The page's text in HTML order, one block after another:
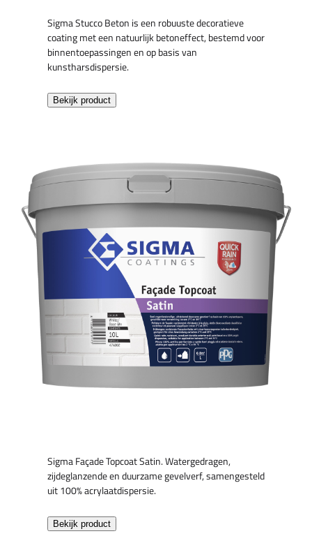
Sigma Stucco Beton is een robuuste decoratieve
coating met een natuurlijk betoneffect, bestemd voor
binnentoepassingen en op basis van
kunstharsdispersie.
Bekijk product
Sigma Façade Topcoat Satin. Watergedragen,
zijdeglanzende en duurzame gevelverf, samengesteld
uit 100% acrylaatdispersie.
Bekijk product